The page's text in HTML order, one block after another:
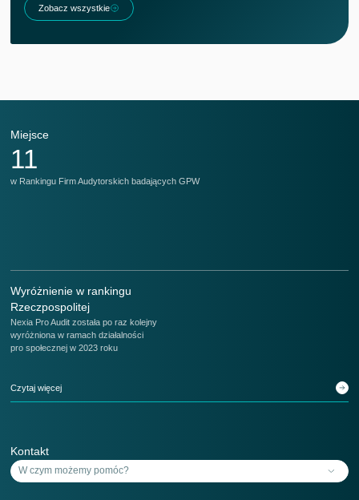
Zobacz wszystkie
Miejsce
11
w Rankingu Firm Audytorskich badających GPW
Wyróżnienie w rankingu
Rzeczpospolitej
Nexia Pro Audit została po raz kolejny
wyróżniona w ramach działalności
pro społecznej w 2023 roku
Czytaj więcej
Kontakt